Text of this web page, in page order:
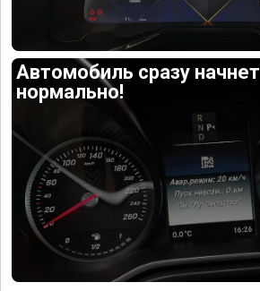
Автомобиль сразу
нормально!